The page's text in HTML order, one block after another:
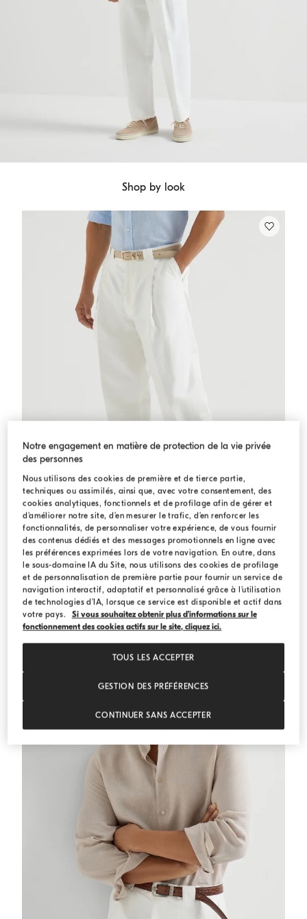
Shop by look
Pantalon coton et lin Blanc
Pantalon coton et lin
€ 1.250,00
3 COULEURS
Notre engagement en matière de protection de la vie privée
des personnes
Nous utilisons des cookies de première et de tierce partie,
techniques ou assimilés, ainsi que, avec votre consentement, des
cookies analytiques, fonctionnels et de profilage afin de gérer et
d’améliorer notre site, d’en mesurer le trafic, d’en renforcer les
fonctionnalités, de personnaliser votre expérience, de vous fournir
des contenus dédiés et des messages promotionnels en ligne avec
les préférences exprimées lors de votre navigation. En outre, dans
le sous-domaine IA du Site, nous utilisons des cookies de profilage
et de personnalisation de première partie pour fournir un service de
navigation interactif, adaptatif et personnalisé grâce à l’utilisation
de technologies d’IA, lorsque ce service est disponible et actif dans
votre pays.
Si vous souhaitez obtenir plus d’informations sur le
fonctionnement des cookies actifs sur le site, cliquez ici.
GESTION DES PRÉFÉRENCES
CONTINUER SANS ACCEPTER
TOUS LES ACCEPTER